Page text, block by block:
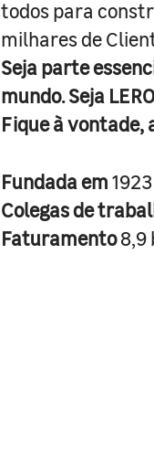
todos para
milhares de
Seja parte
mundo. Seja
Fique à vontade,
Fundada em1923
Colegas de
Faturamento8,9